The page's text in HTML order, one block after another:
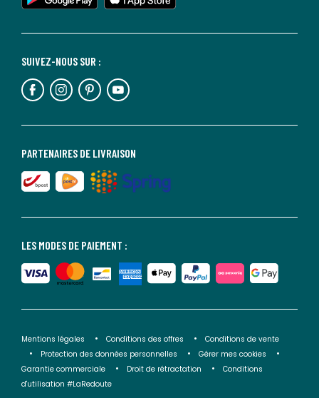
LES MODES DE PAIEMENT :
PARTENAIRES DE LIVRAISON
SUIVEZ-NOUS SUR :
Mentions légales Conditions des offres
Conditions de vente
Protection des données personnelles
Gérer mes cookies
Garantie commerciale
Droit de rétractation
Conditions
d'utilisation #LaRedoute